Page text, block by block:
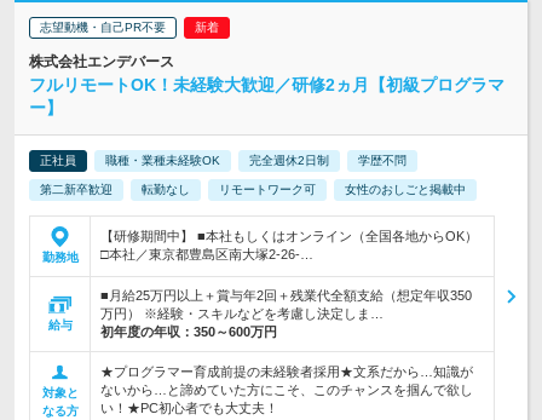
志望動機・自己PR不要
株式会社エンデバース
フルリモートOK！未経験大歓迎／研修2ヵ月【初級プログラマ
ー】
正社員 職種・業種未経験OK 完全週休2日制 学歴不問
第二新卒歓迎 転勤なし リモートワーク可 女性のおしごと掲載中
勤務地
【研修期間中】 ■本社もしくはオンライン（全国各地からOK）
□本社／東京都豊島区南大塚2-26-…
給与
■月給25万円以上＋賞与年2回＋残業代全額支給（想定年収350
万円） ※経験・スキルなどを考慮し決定しま…
初年度の年収： 350～600万円
対象と
なる方
★プログラマー育成前提の未経験者採用★文系だから…知識が
ないから…と諦めていた方にこそ、このチャンスを掴んで欲し
い！★PC初心者でも大丈夫！